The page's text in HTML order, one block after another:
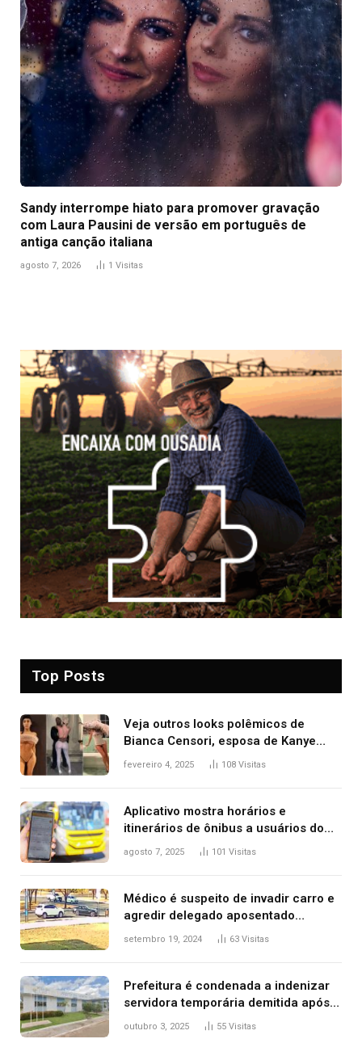
Sandy interrompe hiato para promover gravação
com Laura Pausini de versão em português de
antiga canção italiana
agosto 7, 2026 1 Visitas
Top Posts
Veja outros looks polêmicos de
Bianca Censori, esposa de Kanye
West que apareceu nua no Grammy
fevereiro 4, 2025 108 Visitas
Aplicativo mostra horários e
itinerários de ônibus a usuários do
transporte público de Palmas; confira
agosto 7, 2025 101 Visitas
Médico é suspeito de invadir carro e
agredir delegado aposentado
durante confusão no trânsito
setembro 19, 2024 63 Visitas
Prefeitura é condenada a indenizar
servidora temporária demitida após
nascimento da filha
outubro 3, 2025 55 Visitas